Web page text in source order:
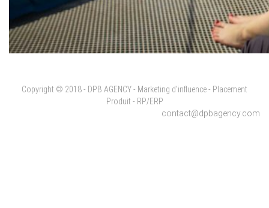
Copyright © 2018 - DPB AGENCY - Marketing d'influence - Placement
Produit - RP/ERP
contact@dpbagency.com